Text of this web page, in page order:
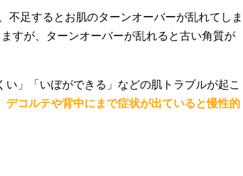
不足するとお肌のターンオーバーが乱れてしま
すが、ターンオーバーが乱れると古い角質が
」「いぼができる」などの肌トラブルが起こ
デコルテや背中にまで症状が出ていると慢性的